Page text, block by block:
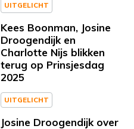
UITGELICHT
Kees Boonman, Josine
Droogendijk en
Charlotte Nijs blikken
terug op Prinsjesdag
2025
UITGELICHT
Josine Droogendijk over